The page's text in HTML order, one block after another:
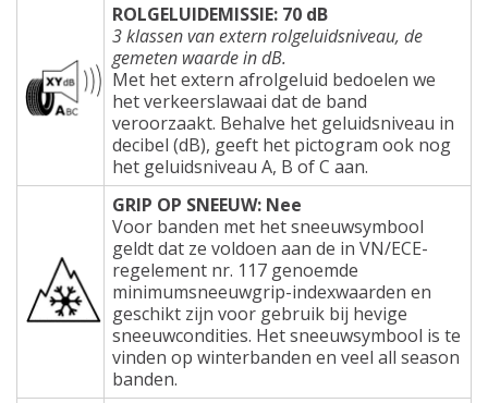
ROLGELUIDEMISSIE: 70 dB
3 klassen van extern rolgeluidsniveau, de
gemeten waarde in dB.
Met het extern afrolgeluid bedoelen we
het verkeerslawaai dat de band
veroorzaakt. Behalve het geluidsniveau in
decibel (dB), geeft het pictogram ook nog
het geluidsniveau A, B of C aan.
GRIP OP SNEEUW: Nee
Voor banden met het sneeuwsymbool
geldt dat ze voldoen aan de in VN/ECE-
regelement nr. 117 genoemde
minimumsneeuwgrip-indexwaarden en
geschikt zijn voor gebruik bij hevige
sneeuwcondities. Het sneeuwsymbool is te
vinden op winterbanden en veel all season
banden.